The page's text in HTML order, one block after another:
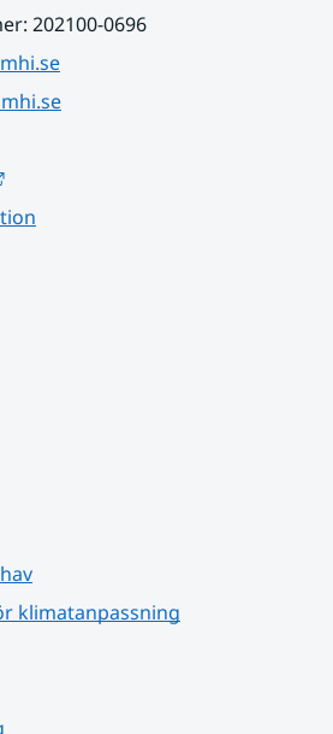
202100-0696
klimatanpassning